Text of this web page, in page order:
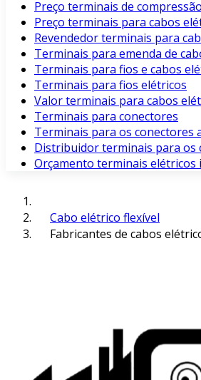
Preço terminais de
Preço terminais para cabos
Revendedor terminais para
Terminais para emenda de
Terminais para fios e cabos
Terminais para fios elétricos
Valor terminais para cabos
Terminais para conectores
Terminais para os conectores
Distribuidor terminais para os
Orçamento terminais elétricos
Cabo elétrico flexível
Fabricantes de cabos